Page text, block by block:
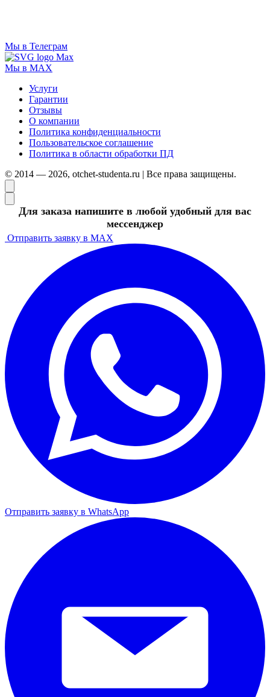
Мы в Телеграм
Мы в MAX
Услуги
Гарантии
Отзывы
О компании
Политика конфиденциальности
Пользовательское соглашение
Политика в области обработки ПД
© 2014 — 2026, otchet-studenta.ru | Все права защищены.
Для заказа напишите в любой удобный для вас
мессенджер
Отправить заявку в MAX
Отправить заявку в WhatsApp